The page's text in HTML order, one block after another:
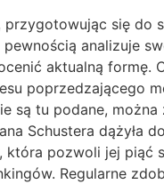
przygotowując się do
pewnością analizuje
aktualną formę.
poprzedzającego
są tu podane, można
Schustera dążyła
która pozwoli jej piąć
Regularne